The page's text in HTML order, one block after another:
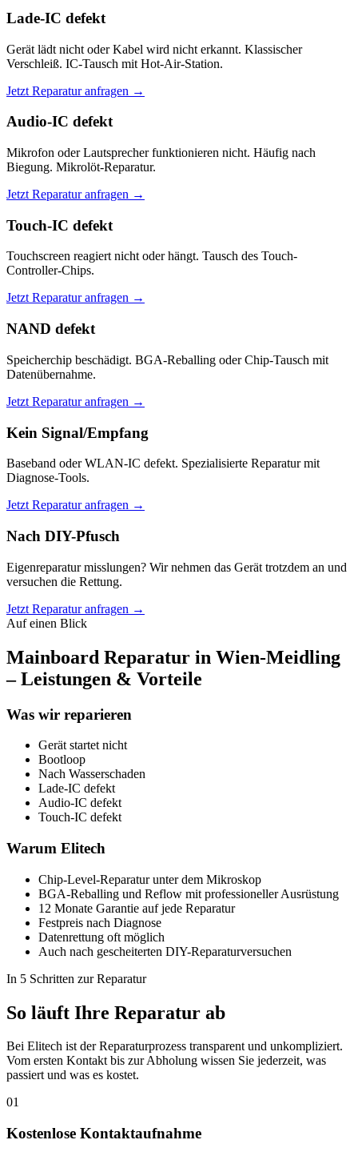
Lade-IC defekt
Gerät lädt nicht oder Kabel wird nicht erkannt. Klassischer
Verschleiß. IC-Tausch mit Hot-Air-Station.
Jetzt Reparatur anfragen →
Audio-IC defekt
Mikrofon oder Lautsprecher funktionieren nicht. Häufig nach
Biegung. Mikrolöt-Reparatur.
Jetzt Reparatur anfragen →
Touch-IC defekt
Touchscreen reagiert nicht oder hängt. Tausch des Touch-
Controller-Chips.
Jetzt Reparatur anfragen →
NAND defekt
Speicherchip beschädigt. BGA-Reballing oder Chip-Tausch mit
Datenübernahme.
Jetzt Reparatur anfragen →
Kein Signal/Empfang
Baseband oder WLAN-IC defekt. Spezialisierte Reparatur mit
Diagnose-Tools.
Jetzt Reparatur anfragen →
Nach DIY-Pfusch
Eigenreparatur misslungen? Wir nehmen das Gerät trotzdem an und
versuchen die Rettung.
Jetzt Reparatur anfragen →
Auf einen Blick
Mainboard Reparatur in Wien-Meidling
– Leistungen & Vorteile
Was wir reparieren
Gerät startet nicht
Bootloop
Nach Wasserschaden
Lade-IC defekt
Audio-IC defekt
Touch-IC defekt
Warum Elitech
Chip-Level-Reparatur unter dem Mikroskop
BGA-Reballing und Reflow mit professioneller Ausrüstung
12 Monate Garantie auf jede Reparatur
Festpreis nach Diagnose
Datenrettung oft möglich
Auch nach gescheiterten DIY-Reparaturversuchen
In 5 Schritten zur Reparatur
So läuft Ihre Reparatur ab
Bei Elitech ist der Reparaturprozess transparent und unkompliziert.
Vom ersten Kontakt bis zur Abholung wissen Sie jederzeit, was
passiert und was es kostet.
01
Kostenlose Kontaktaufnahme